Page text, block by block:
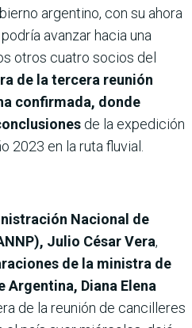
argentino, con su ahora
avanzar hacia una
otros cuatro socios del
de la tercera reunión
confirmada, donde
de la expedición
2023 en la ruta fluvial.
Nacional de
Julio César Vera,
de la ministra de
Argentina, Diana Elena
de la reunión de cancilleres